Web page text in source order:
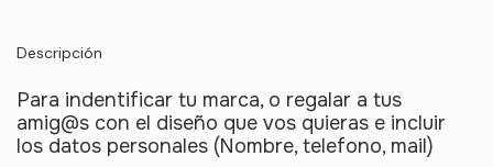
Descripción
Para indentificar tu marca, o regalar a tus
amig@s con el diseño que vos quieras e incluir
los datos personales (Nombre, telefono, mail)